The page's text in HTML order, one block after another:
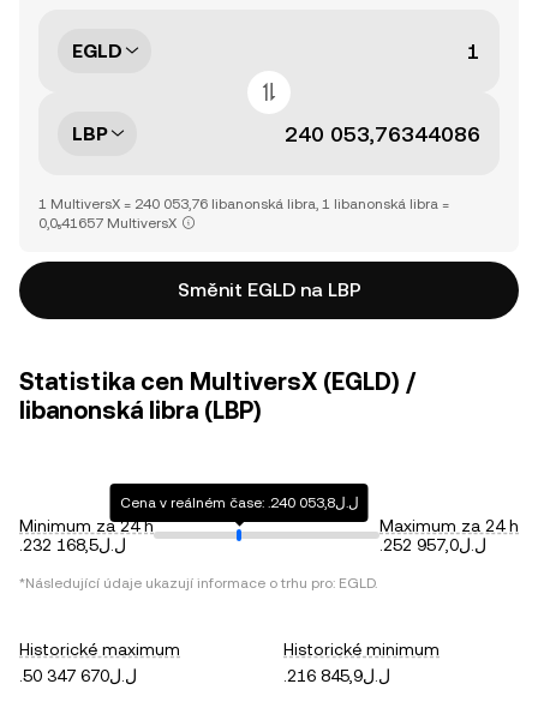
EGLD
LBP
1 MultiversX = 240 053,76 libanonská libra, 1 libanonská libra =
0,0₅41657 MultiversX
Směnit EGLD na LBP
Statistika cen MultiversX (EGLD) /
libanonská libra (LBP)
Minimum za 24 h
.ل.ل232 168,5
Cena v reálném čase: .ل.ل240 053,8
Maximum za 24 h
.ل.ل252 957,0
*Následující údaje ukazují informace o trhu pro: EGLD.
Historické maximum
.ل.ل50 347 670
Historické minimum
.ل.ل216 845,9